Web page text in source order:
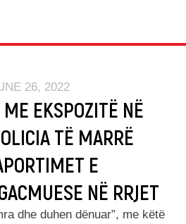
26, 2022
ME EKSPOZITË NË
TË MARRË
E
NË RRJET
dhe duhen dënuar”, me këtë